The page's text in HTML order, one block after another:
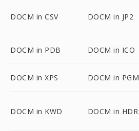
DOCM in CSV DOCM in JP2
DOCM in PDB DOCM in ICO
DOCM in XPS DOCM in PGM
DOCM in KWD DOCM in HDR